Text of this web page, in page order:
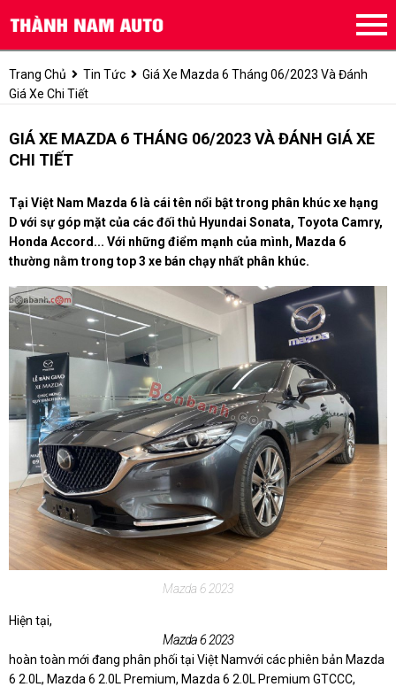
Trang Chủ Tin Tức
Giá Xe Mazda 6 Tháng 06/2023 Và Đánh
Giá Xe Chi Tiết
GIÁ XE MAZDA 6 THÁNG 06/2023 VÀ ĐÁNH GIÁ XE
CHI TIẾT
Tại Việt Nam Mazda 6 là cái tên nổi bật trong phân khúc xe hạng
D với sự góp mặt của các đối thủ Hyundai Sonata, Toyota Camry,
Honda Accord... Với những điểm mạnh của mình, Mazda 6
thường nằm trong top 3 xe bán chạy nhất phân khúc.
Mazda 6 2023
Hiện tại,
Mazda 6 2023
hoàn toàn mới đang phân phối tại Việt Namvới các phiên bản Mazda
6 2.0L, Mazda 6 2.0L Premium, Mazda 6 2.0L Premium GTCCC,